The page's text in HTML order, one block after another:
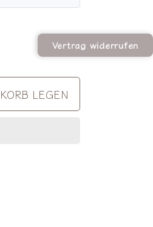
LEGEN
Vertrag widerrufen